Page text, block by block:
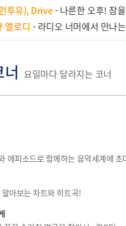
투유), Drive- 나른한 오후! 잠
멜로디 - 라디오 너머에서 만나
요일마다 달라지는 코너
에피소드로 함께하는 음악세계에 초
아보는 차트와 히트곡!